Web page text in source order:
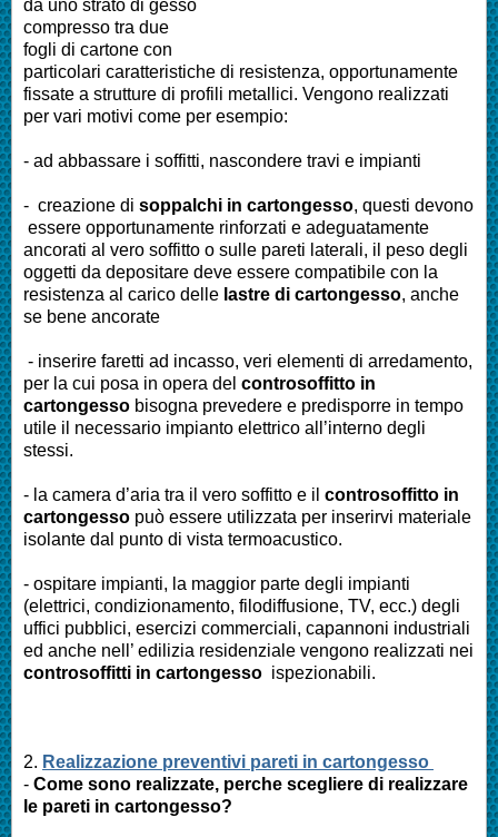
da uno strato di gesso
compresso tra due
fogli di cartone con
particolari caratteristiche di resistenza, opportunamente
fissate a strutture di profili metallici. Vengono realizzati
per vari motivi come per esempio:
- ad abbassare i soffitti, nascondere travi e impianti
- creazione di soppalchi in cartongesso, questi devono
essere opportunamente rinforzati e adeguatamente
ancorati al vero soffitto o sulle pareti laterali, il peso degli
oggetti da depositare deve essere compatibile con la
resistenza al carico delle lastre di cartongesso, anche
se bene ancorate
- inserire faretti ad incasso, veri elementi di arredamento,
per la cui posa in opera del controsoffitto in
cartongesso bisogna prevedere e predisporre in tempo
utile il necessario impianto elettrico all’interno degli
stessi.
- la camera d’aria tra il vero soffitto e il controsoffitto in
cartongesso può essere utilizzata per inserirvi materiale
isolante dal punto di vista termoacustico.
- ospitare impianti, la maggior parte degli impianti
(elettrici, condizionamento, filodiffusione, TV, ecc.) degli
uffici pubblici, esercizi commerciali, capannoni industriali
ed anche nell’ edilizia residenziale vengono realizzati nei
controsoffitti in cartongesso ispezionabili.
2. Realizzazione preventivi pareti in cartongesso
- Come sono realizzate, perche scegliere di realizzare
le pareti in cartongesso?